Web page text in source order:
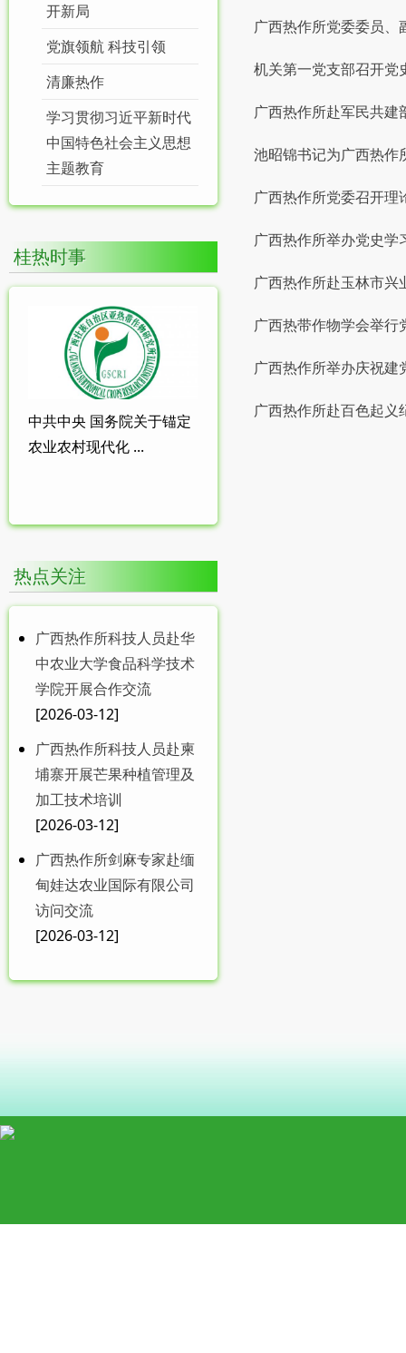
开新局
党旗领航 科技引领
清廉热作
学习贯彻习近平新时代
中国特色社会主义思想
主题教育
桂热时事
中共中央 国务院关于锚定
农业农村现代化 ...
热点关注
广西热作所科技人员赴华
中农业大学食品科学技术
学院开展合作交流
[2026-03-12]
广西热作所科技人员赴柬
埔寨开展芒果种植管理及
加工技术培训
[2026-03-12]
广西热作所剑麻专家赴缅
甸娃达农业国际有限公司
访问交流
[2026-03-12]
广西热作所党委委员
机关第一党支部召开党
广西热作所赴军民共建
池昭锦书记为广西热作
广西热作所党委召开
广西热作所举办党史学
广西热作所赴玉林市兴
广西热带作物学会举
广西热作所举办庆祝建
广西热作所赴百色起